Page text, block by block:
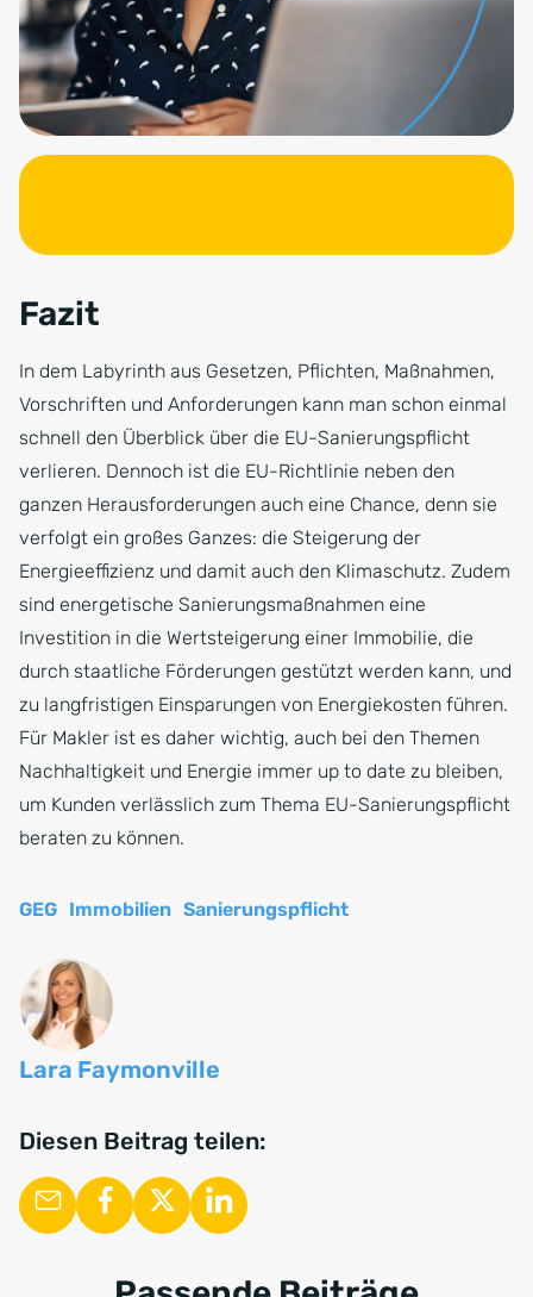
Fazit
In dem Labyrinth aus Gesetzen, Pflichten, Maßnahmen,
Vorschriften und Anforderungen kann man schon einmal
schnell den Überblick über die EU-Sanierungspflicht
verlieren. Dennoch ist die EU-Richtlinie neben den
ganzen Herausforderungen auch eine Chance, denn sie
verfolgt ein großes Ganzes: die Steigerung der
Energieeffizienz und damit auch den Klimaschutz. Zudem
sind energetische Sanierungsmaßnahmen eine
Investition in die Wertsteigerung einer Immobilie, die
durch staatliche Förderungen gestützt werden kann, und
zu langfristigen Einsparungen von Energiekosten führen.
Für Makler ist es daher wichtig, auch bei den Themen
Nachhaltigkeit und Energie immer up to date zu bleiben,
um Kunden verlässlich zum Thema EU-Sanierungspflicht
beraten zu können.
GEG Immobilien Sanierungspflicht
Lara Faymonville
Diesen Beitrag teilen: